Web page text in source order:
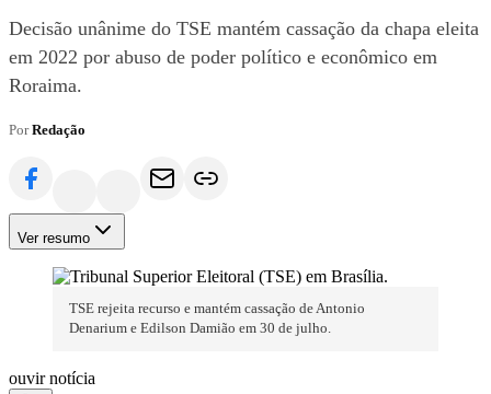
Decisão unânime do TSE mantém cassação da chapa eleita
em 2022 por abuso de poder político e econômico em
Roraima.
PorRedação
Ver resumo
TSE rejeita recurso e mantém cassação de Antonio
Denarium e Edilson Damião em 30 de julho.
ouvir notícia